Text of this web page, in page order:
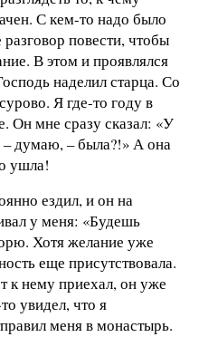
С кем-то надо было
повести, чтобы
В этом и проявлялся
наделил старца. Со
Я где-то году в
Он мне сразу сказал: «У
думаю, – была?!» А она
ушла!
ездил, и он на
у меня: «Будешь
Хотя желание уже
еще присутствовала.
к нему приехал, он уже
увидел, что я
меня в монастырь.